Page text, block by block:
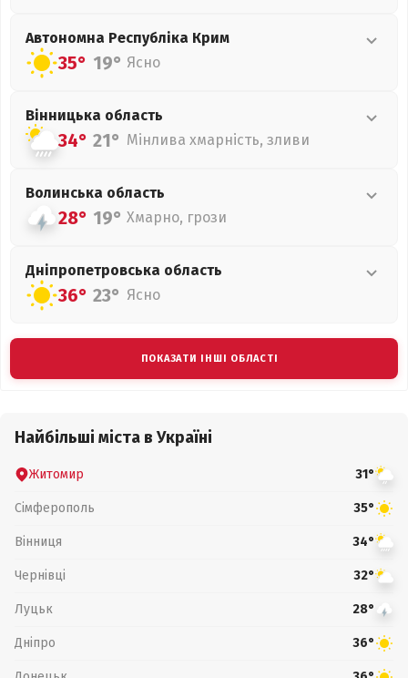
Автономна Республіка Крим
35° 19° Ясно
Вінницька область
34° 21° Мінлива хмарність, зливи
Волинська область
28° 19° Хмарно, грози
Дніпропетровська область
36° 23° Ясно
ПОКАЗАТИ ІНШІ ОБЛАСТІ
Найбільші міста в Україні
Житомир 31°
Сімферополь 35°
Вінниця 34°
Чернівці 32°
Луцьк 28°
Дніпро 36°